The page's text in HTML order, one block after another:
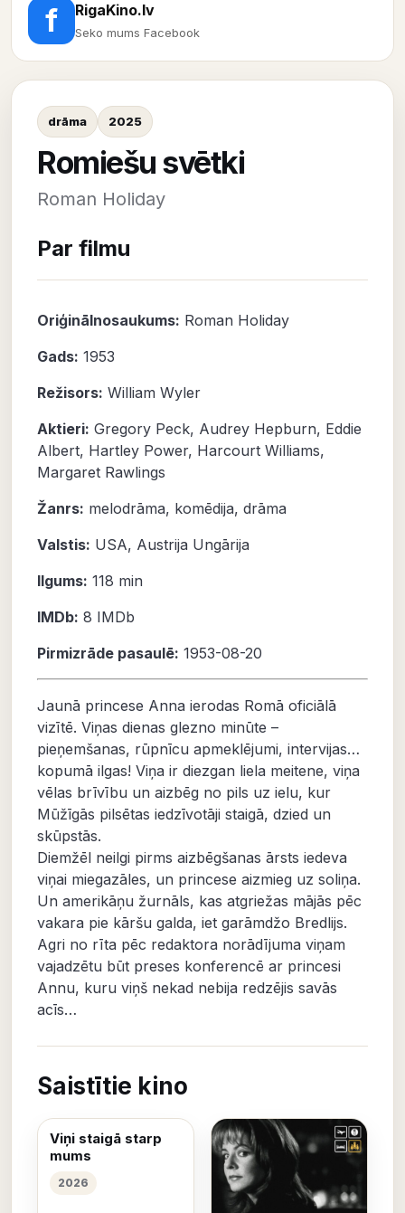
f RigaKino.lv
Seko mums Facebook
drāma 2025
Romiešu svētki
Roman Holiday
Par filmu
Oriģinālnosaukums: Roman Holiday
Gads: 1953
Režisors: William Wyler
Aktieri: Gregory Peck, Audrey Hepburn, Eddie
Albert, Hartley Power, Harcourt Williams,
Margaret Rawlings
Žanrs: melodrāma, komēdija, drāma
Valstis: USA, Austrija Ungārija
Ilgums: 118 min
IMDb: 8 IMDb
Pirmizrāde pasaulē: 1953-08-20
Jaunā princese Anna ierodas Romā oficiālā
vizītē. Viņas dienas glezno minūte –
pieņemšanas, rūpnīcu apmeklējumi, intervijas…
kopumā ilgas! Viņa ir diezgan liela meitene, viņa
vēlas brīvību un aizbēg no pils uz ielu, kur
Mūžīgās pilsētas iedzīvotāji staigā, dzied un
skūpstās.
Diemžēl neilgi pirms aizbēgšanas ārsts iedeva
viņai miegazāles, un princese aizmieg uz soliņa.
Un amerikāņu žurnāls, kas atgriežas mājās pēc
vakara pie kāršu galda, iet garāmdžo Bredlijs.
Agri no rīta pēc redaktora norādījuma viņam
vajadzētu būt preses konferencē ar princesi
Annu, kuru viņš nekad nebija redzējis savās
acīs…
Saistītie kino
Viņi staigā starp
mums
2026